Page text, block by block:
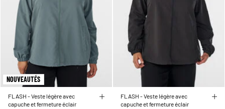
NOUVEAUTÉS
FLASH - Veste légère avec
capuche et fermeture éclair
FLASH - Veste légère avec
capuche et fermeture éclair